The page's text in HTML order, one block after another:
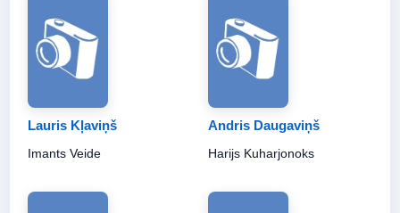
Lauris Kļaviņš
Imants Veide
Andris Daugaviņš
Harijs Kuharjonoks